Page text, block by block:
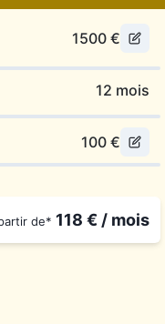
visite virtuelle et poser
1500 €
12 mois
100 €
de* 118 € / mois